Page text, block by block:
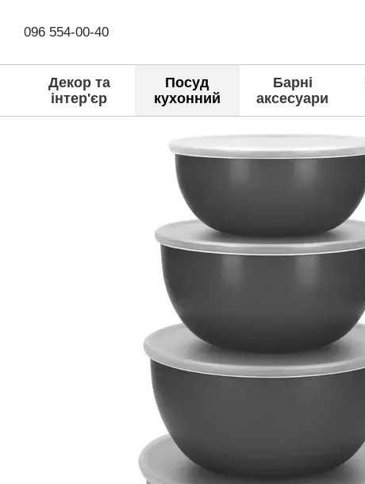
096 554-00-40
Декор та
інтер'єр
Посуд
кухонний
Барні
аксесуари